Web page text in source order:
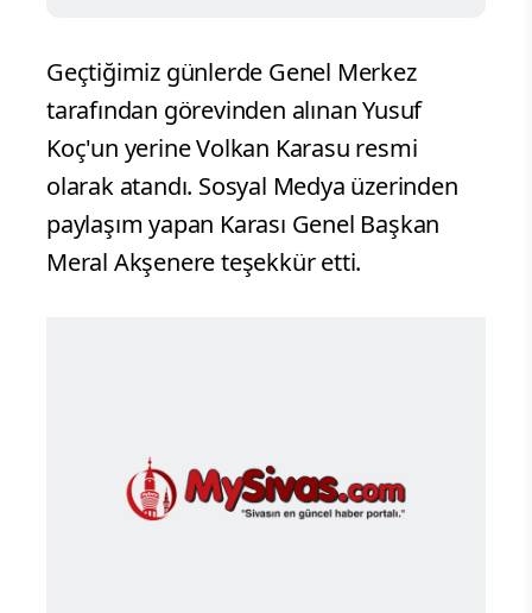
Geçtiğimiz günlerde Genel Merkez
tarafından görevinden alınan Yusuf
Koç'un yerine Volkan Karasu resmi
olarak atandı. Sosyal Medya üzerinden
paylaşım yapan Karası Genel Başkan
Meral Akşenere teşekkür etti.